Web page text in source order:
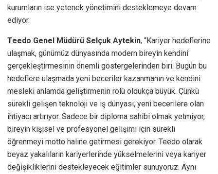
kurumların ise yetenek yönetimini desteklemeye devam
ediyor.
Teedo Genel Müdürü Selçuk Aytekin, “Kariyer hedeflerine
ulaşmak, günümüz dünyasında modern bireyin kendini
gerçekleştirmesinin önemli göstergelerinden biri. Bugün bu
hedeflere ulaşmada yeni beceriler kazanmanın ve kendini
mesleki anlamda geliştirmenin rolü oldukça büyük. Çünkü
sürekli gelişen teknoloji ve iş dünyası, yeni becerilere olan
ihtiyacı artırıyor. Sadece bir diploma sahibi olmak yetmiyor,
bireyin kişisel ve profesyonel gelişimi için sürekli
öğrenmeyi motto haline getirmesi gerekiyor. Teedo olarak
beyaz yakalıların kariyerlerinde yükselmelerini veya kariyer
değişikliklerini destekleyecek eğitimler sunuyoruz. Aynı